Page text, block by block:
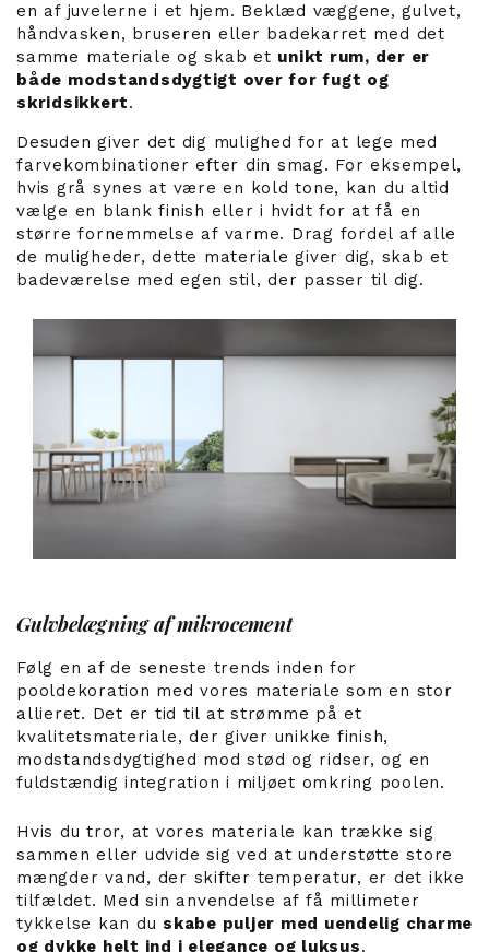
en af juvelerne i et hjem. Beklæd væggene, gulvet,
håndvasken, bruseren eller badekarret med det
samme materiale og skab et unikt rum, der er
både modstandsdygtigt over for fugt og
skridsikkert.
Desuden giver det dig mulighed for at lege med
farvekombinationer efter din smag. For eksempel,
hvis grå synes at være en kold tone, kan du altid
vælge en blank finish eller i hvidt for at få en
større fornemmelse af varme. Drag fordel af alle
de muligheder, dette materiale giver dig, skab et
badeværelse med egen stil, der passer til dig.
Gulvbelægning af mikrocement
Følg en af ​​de seneste trends inden for
pooldekoration med vores materiale som en stor
allieret. Det er tid til at strømme på et
kvalitetsmateriale, der giver unikke finish,
modstandsdygtighed mod stød og ridser, og en
fuldstændig integration i miljøet omkring poolen.
Hvis du tror, ​​at vores materiale kan trække sig
sammen eller udvide sig ved at understøtte store
mængder vand, der skifter temperatur, er det ikke
tilfældet. Med sin anvendelse af få millimeter
tykkelse kan du skabe puljer med uendelig charme
og dykke helt ind i elegance og luksus.